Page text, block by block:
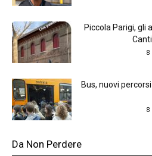
Piccola Parigi, gli
8
Bus, nuovi
8
Da Non Perdere